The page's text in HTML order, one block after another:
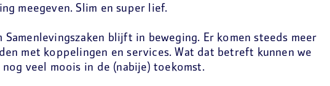
meegeven. Slim en super lief.
Samenlevingszaken blijft in beweging. Er komen steeds meer
met koppelingen en services. Wat dat betreft kunnen we
nog veel moois in de (nabije) toekomst.